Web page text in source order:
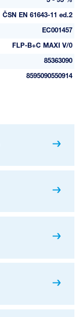
ČSN EN 61643-11 ed.2
EC001457
FLP-B+C MAXI V/0
85363090
8595090550914